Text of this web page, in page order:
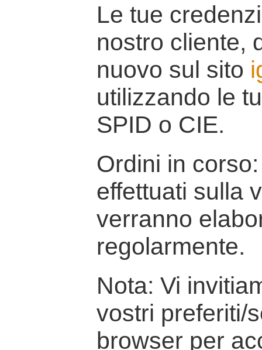
Le tue
nostro cliente,
nuovo sul sito
utilizzando le
SPID o CIE.
Ordini in
effettuati sulla
verranno
regolarmente.
Nota: Vi
vostri preferiti/
browser per